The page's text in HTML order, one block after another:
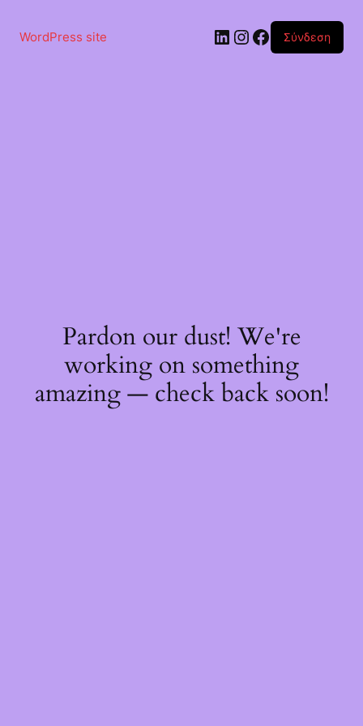
περιεχόμενο
WordPress site Linkedin
Instagram
Facebook
Σύνδεση
Pardon our dust! We're
working on something
amazing — check back soon!